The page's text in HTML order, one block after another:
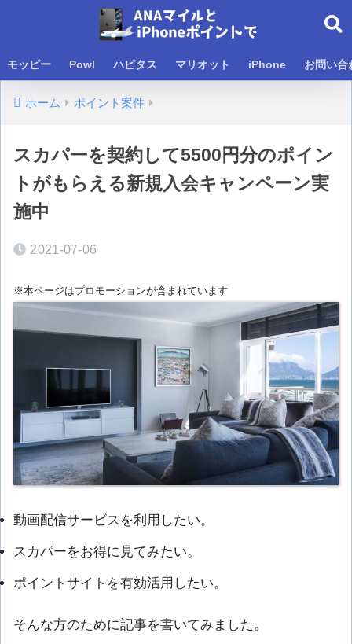
モッピー Powl ハピタス マリオット iPhone お問い合
ホーム ポイント案件
スカパーを契約して5500円分のポイン
トがもらえる新規入会キャンペーン実
施中
2021-07-06
※本ページはプロモーションが含まれています
動画配信サービスを利用したい。
スカパーをお得に見てみたい。
ポイントサイトを有効活用したい。
そんな方のために記事を書いてみました。